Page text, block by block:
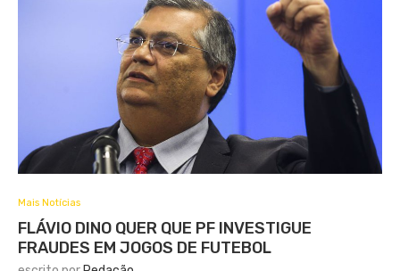
Mais Notícias
FLÁVIO DINO QUER QUE PF INVESTIGUE
FRAUDES EM JOGOS DE FUTEBOL